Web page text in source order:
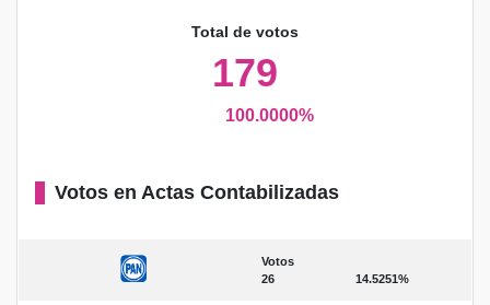
Total de votos
179
100.0000%
Votos en Actas Contabilizadas
Votos
26
14.5251%